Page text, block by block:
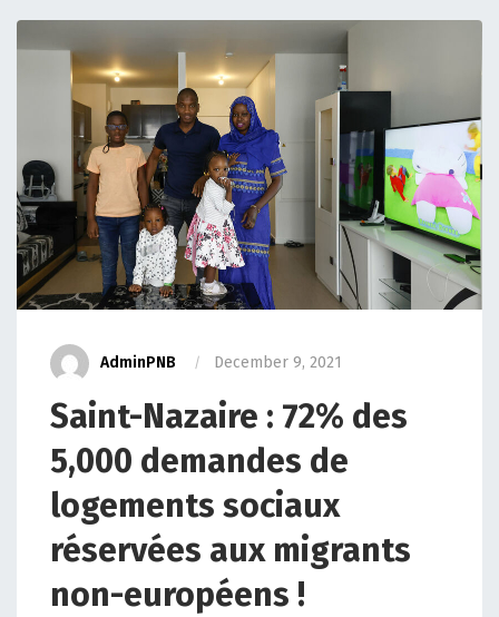
AdminPNB December 9, 2021
Saint-Nazaire : 72% des
5,000 demandes de
logements sociaux
réservées aux migrants
non-européens !